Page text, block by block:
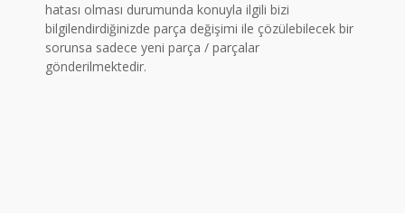
hatası olması durumunda konuyla ilgili bizi
bilgilendirdiğinizde parça değişimi ile çözülebilecek bir
sorunsa sadece yeni parça / parçalar
gönderilmektedir.